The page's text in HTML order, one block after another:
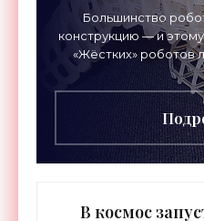
Большинство
конструкцию — и
«Жёстких» роботов
собирать,
В космос